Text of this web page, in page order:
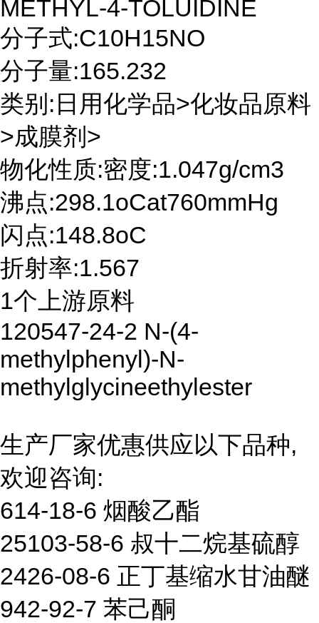
METHYL-4-TOLUIDINE
分子式:C10H15NO
分子量:165.232
类别:日用化学品>化妆品原料
>成膜剂>
物化性质:密度:1.047g/cm3
沸点:298.1oCat760mmHg
闪点:148.8oC
折射率:1.567
1个上游原料
120547-24-2 N-(4-
methylphenyl)-N-
methylglycineethylester
生产厂家优惠供应以下品种,
欢迎咨询:
614-18-6 烟酸乙酯
25103-58-6 叔十二烷基硫醇
2426-08-6 正丁基缩水甘油醚
942-92-7 苯己酮